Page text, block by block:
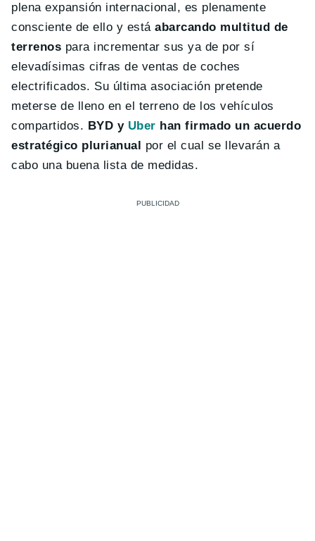
plena expansión internacional, es plenamente
consciente de ello y estáabarcando multitud de
terrenos para incrementar sus ya de por sí
elevadísimas cifras de ventas de coches
electrificados. Su última asociación pretende
meterse de lleno en el terreno de los vehículos
compartidos. BYD y Uber han firmado un acuerdo
estratégico plurianual
por el cual se llevarán a
cabo una buena lista de medidas.